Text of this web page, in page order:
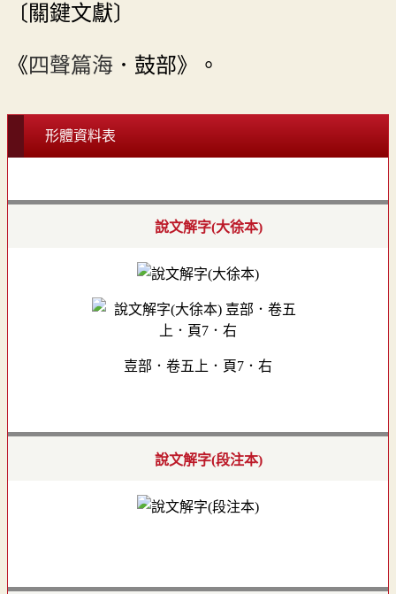
〔關鍵文獻〕
《四聲篇海 ．鼓部》。
形體資料表
說文解字(大徐本)
壴部．卷五上．頁7．右
說文解字(段注本)